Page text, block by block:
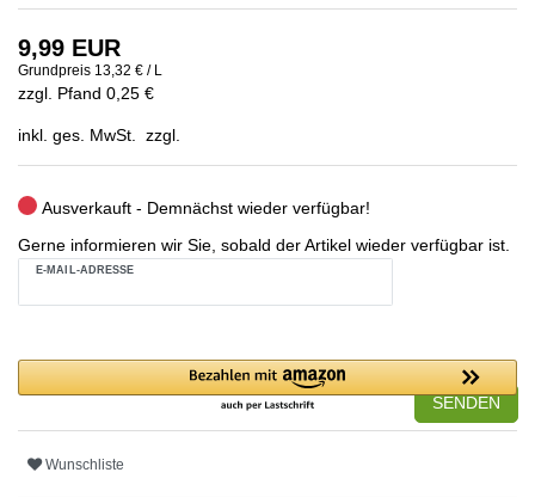
9,99 EUR
Grundpreis 13,32 € / L
zzgl. Pfand 0,25 €
inkl. ges. MwSt. zzgl.
Ausverkauft - Demnächst wieder verfügbar!
Gerne informieren wir Sie, sobald der Artikel wieder verfügbar ist.
E-MAIL-ADRESSE
SENDEN
Wunschliste